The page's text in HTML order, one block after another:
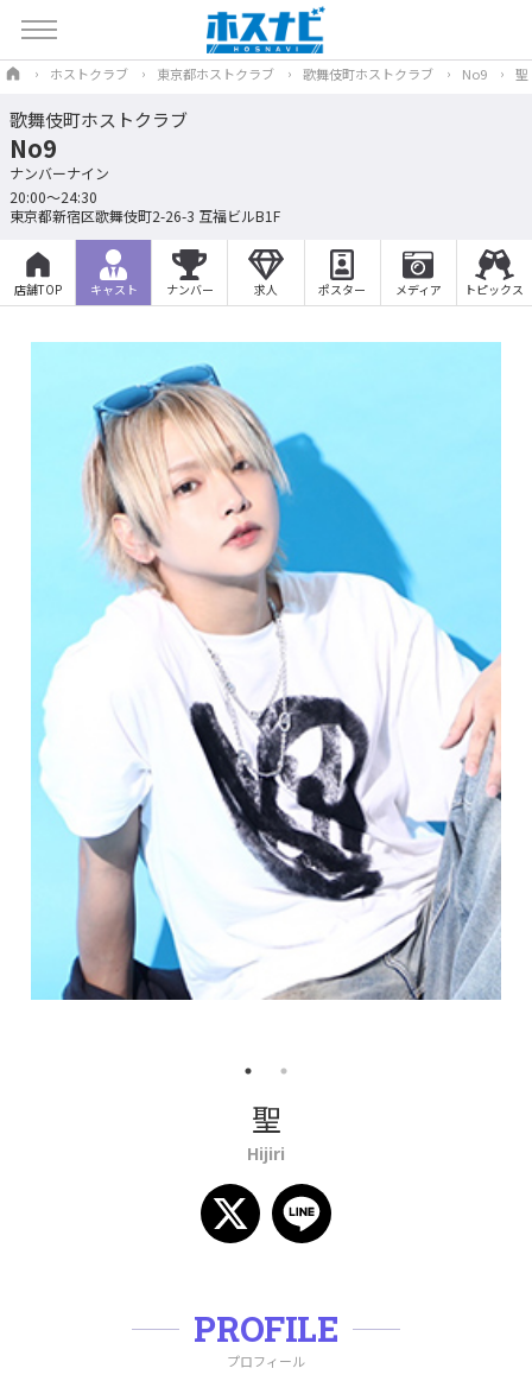
ホストクラブ 東京都ホストクラブ 歌舞伎町ホストクラブ No9 聖
歌舞伎町ホストクラブ
No9
ナンバーナイン
20:00～24:30
東京都新宿区歌舞伎町2-26-3 互福ビルB1F
店舗TOP キャスト ナンバー 求人 ポスター メディア トピックス
聖
Hijiri
PROFILE
プロフィール